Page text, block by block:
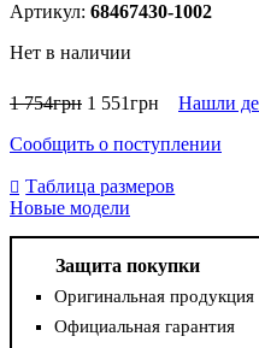
68467430-1002
Нет в наличии
1 754грн 1 551грн
Нашли
Сообщить о поступлении
Таблица размеров
Новые модели
Защита покупки
Оригинальная продукция
Официальная гарантия